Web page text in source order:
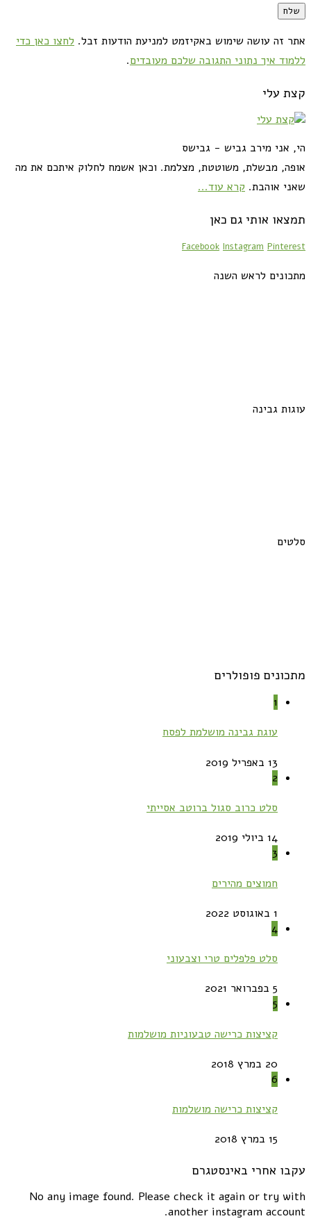
אתר זה עושה שימוש באקיזמט למניעת הודעות זבל. לחצו כאן כדי
ללמוד איך נתוני התגובה שלכם מעובדים.
קצת עלי
הי, אני מירב גביש - גבישס
אופה, מבשלת, משוטטת, מצלמת. וכאן אשמח לחלוק איתכם את מה
שאני אוהבת. קרא עוד...
תמצאו אותי גם כאן
Facebook Instagram Pinterest
מתכונים לראש השנה
עוגות גבינה
סלטים
מתכונים פופולרים
1
עוגת גבינה מושלמת לפסח
13 באפריל 2019
2
סלט כרוב סגול ברוטב אסייתי
14 ביולי 2019
3
חמוצים מהירים
1 באוגוסט 2022
4
סלט פלפלים טרי וצבעוני
5 בפברואר 2021
5
קציצות כרישה טבעוניות מושלמות
20 במרץ 2018
6
קציצות כרישה מושלמות
15 במרץ 2018
עקבו אחרי באינסטגרם
No any image found. Please check it again or try with
another instagram account.